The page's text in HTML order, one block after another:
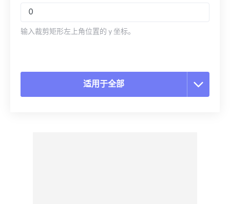
输入裁剪矩形左上角位置的 y 坐标。
适用于全部